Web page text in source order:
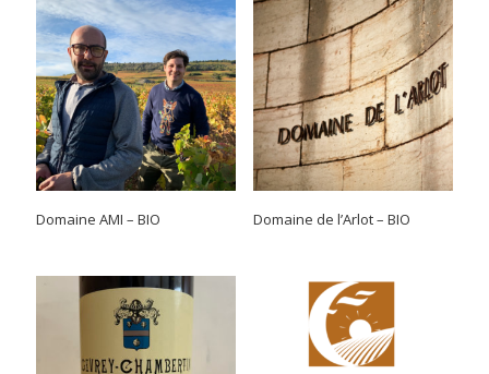
Domaine AMI – BIO Domaine de l’Arlot – BIO